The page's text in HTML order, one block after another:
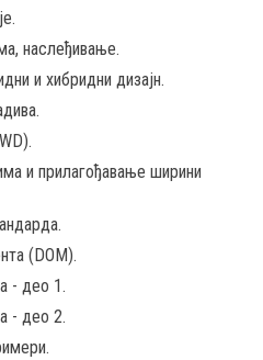
наслеђивање.
и хибридни дизајн.
и прилагођавање ширини
(DOM).
- део 1.
- део 2.